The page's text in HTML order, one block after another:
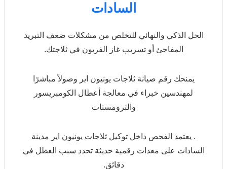
السادات
الحل الذكي والنهائي للتخلص من مشكلات ضعف التبريد
المفاجئ أو تسريب غاز الفريون في ثلاجتك.
يمنحك رقم صيانة ثلاجات يونيون اير وصولاً مباشرًا
لمهندسين خبراء في معالجة أعطال الكومبريسور
والثرومستات
. يعتمد الفحص داخل توكيل ثلاجات يونيون اير مدينة
السادات على معدات رقمية حديثة تحدد سبب العطل في
دقائق.